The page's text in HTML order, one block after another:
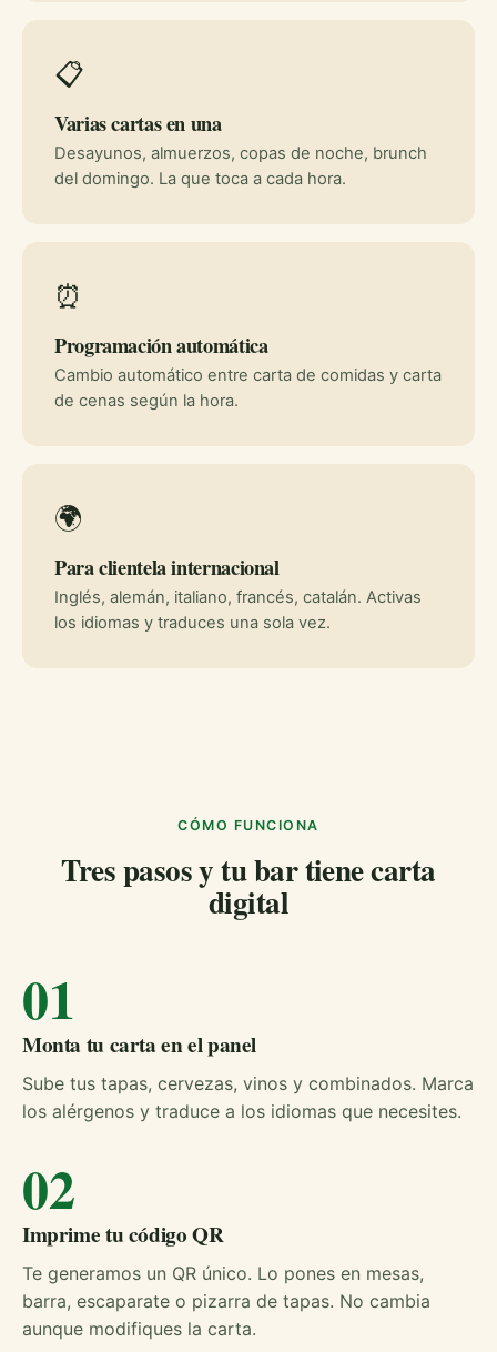
📋
Varias cartas en una
Desayunos, almuerzos, copas de noche, brunch
del domingo. La que toca a cada hora.
⏰
Programación automática
Cambio automático entre carta de comidas y carta
de cenas según la hora.
🌍
Para clientela internacional
Inglés, alemán, italiano, francés, catalán. Activas
los idiomas y traduces una sola vez.
CÓMO FUNCIONA
Tres pasos y tu bar tiene carta
digital
01
Monta tu carta en el panel
Sube tus tapas, cervezas, vinos y combinados. Marca
los alérgenos y traduce a los idiomas que necesites.
02
Imprime tu código QR
Te generamos un QR único. Lo pones en mesas,
barra, escaparate o pizarra de tapas. No cambia
aunque modifiques la carta.